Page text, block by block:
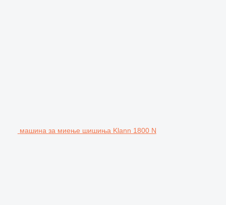
машина за миење шишиња Klann 1800 N